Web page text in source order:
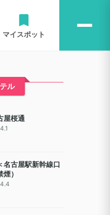
マイスポット
ル
屋桜通
4.1
名古屋駅新幹線口
）
4.4